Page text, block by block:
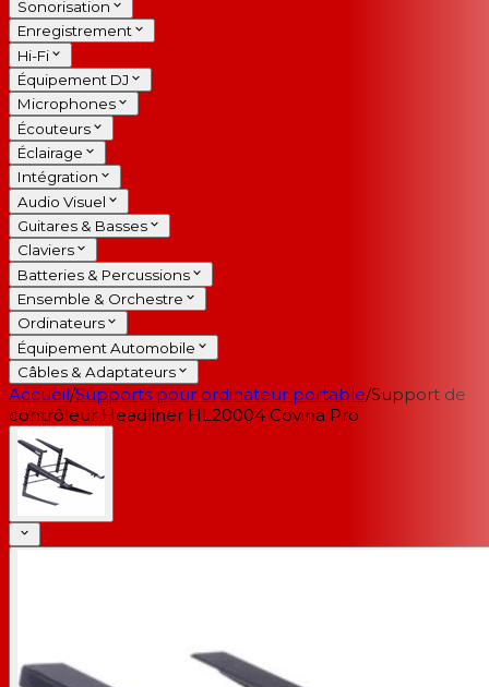
Sonorisation
Enregistrement
Hi-Fi
Équipement DJ
Microphones
Écouteurs
Éclairage
Intégration
Audio Visuel
Guitares & Basses
Claviers
Batteries & Percussions
Ensemble & Orchestre
Ordinateurs
Équipement Automobile
Câbles & Adaptateurs
Accueil/Supports pour ordinateur portable/Support de
contrôleur Headliner HL20004 Covina Pro